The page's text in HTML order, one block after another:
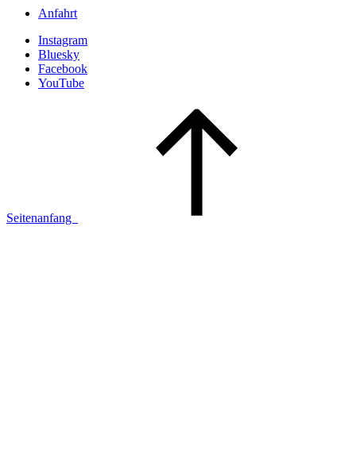
Anfahrt
Instagram
Bluesky
Facebook
YouTube
Seitenanfang